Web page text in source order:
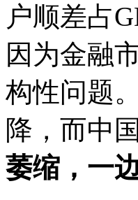
户顺差占
因为金融
构性问题
降，而中
萎缩，一